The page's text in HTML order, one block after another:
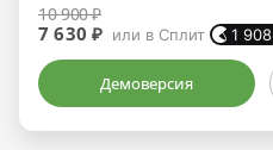
10 900 ₽
7 630 ₽ или в Сплит 1 908
Демоверсия